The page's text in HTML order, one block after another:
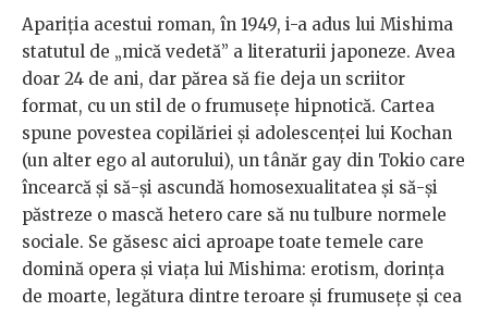
Apariția acestui roman, în 1949, i-a adus lui Mishima
statutul de „mică vedetă” a literaturii japoneze. Avea
doar 24 de ani, dar părea să fie deja un scriitor
format, cu un stil de o frumusețe hipnotică. Cartea
spune povestea copilăriei și adolescenței lui Kochan
(un alter ego al autorului), un tânăr gay din Tokio care
încearcă și să-și ascundă homosexualitatea și să-și
păstreze o mască hetero care să nu tulbure normele
sociale. Se găsesc aici aproape toate temele care
domină opera și viața lui Mishima: erotism, dorința
de moarte, legătura dintre teroare și frumusețe și cea